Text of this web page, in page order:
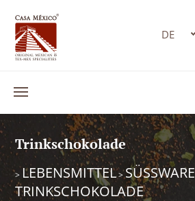
Trinkschokolade
> LEBENSMITTEL>SÜSSWAREN
TRINKSCHOKOLADE